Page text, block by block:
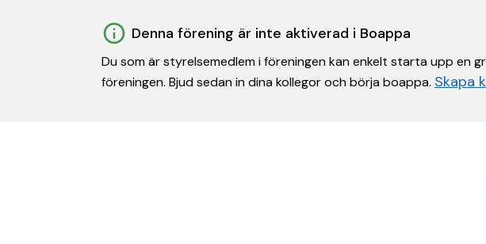
Denna förening är inte aktiverad i Boappa
Du som är styrelsemedlem i föreningen kan enkelt starta upp en
föreningen. Bjud sedan in dina kollegor och börja boappa. Skapa